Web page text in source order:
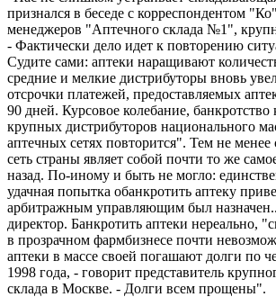
признался в беседе с корреспондентом
менеджеров "Аптечного склада №1",
- Фактически дело идет к повторению
Судите сами: аптеки наращивают
средние и мелкие дистрибуторы вновь
отсрочки платежей, предоставляемых
90 дней. Курсовое колебание, банкротство
крупных дистрибуторов национального
аптечных сетях повторится". Тем не менее
сеть страны являет собой почти то же
назад. По-иному и быть не могло:
удачная попытка обанкротить аптеку
арбитражным управляющим был
директор. Банкротить аптеки нереально,
в прозрачном фармбизнесе почти
аптеки в массе своей погашают долги по
1998 года, - говорит представитель
склада в Москве. - Долги всем прощены".